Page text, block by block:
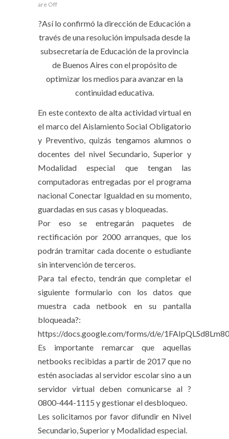
are Off
?Así lo confirmó la dirección de Educación a
través de una resolución impulsada desde la
subsecretaría de Educación de la provincia
de Buenos Aires con el propósito de
optimizar los medios para avanzar en la
continuidad educativa.
En este contexto de alta actividad virtual en
el marco del Aislamiento Social Obligatorio
y Preventivo, quizás tengamos alumnos o
docentes del nivel Secundario, Superior y
Modalidad especial que tengan las
computadoras entregadas por el programa
nacional Conectar Igualdad en su momento,
guardadas en sus casas y bloqueadas.
Por eso se entregarán paquetes de
rectificación por 2000 arranques, que los
podrán tramitar cada docente o estudiante
sin intervención de terceros.
Para tal efecto, tendrán que completar el
siguiente formulario con los datos que
muestra cada netbook en su pantalla
bloqueada?:
https://docs.google.com/forms/d/e/
Es importante remarcar que aquellas
netbooks recibidas a partir de 2017 que no
estén asociadas al servidor escolar sino a un
servidor virtual deben comunicarse al ?
0800-444-1115 y gestionar el desbloqueo.
Les solicitamos por favor difundir en Nivel
Secundario, Superior y Modalidad especial.